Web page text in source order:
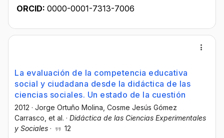
ORCID: 0000-0001-7313-7006
La evaluación de la competencia educativa
social y ciudadana desde la didáctica de las
ciencias sociales. Un estado de la cuestión
2012 · Jorge Ortuño Molina , Cosme Jesús Gómez
Carrasco , et al. · Didáctica de las Ciencias Experimentales
y Sociales · 12